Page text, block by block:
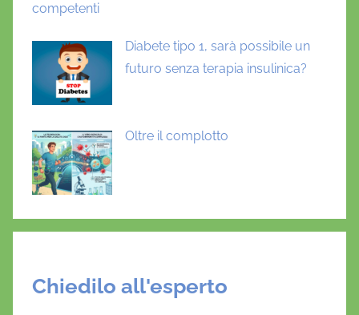
competenti
Diabete tipo 1, sarà possibile un
futuro senza terapia insulinica?
Oltre il complotto
Chiedilo all'esperto